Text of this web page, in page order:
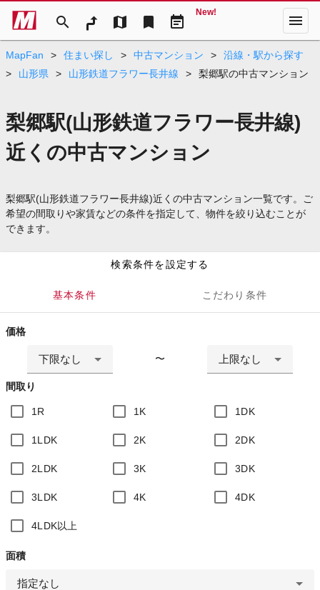
search map bookmark event_note
New! menu
MapFan > 住まい探し > 中古マンション >
沿線・駅から探す
>
山形県 > 山形鉄道フラワー長井線 > 梨郷駅の中古マンション
梨郷駅(山形鉄道フラワー長井線)
近くの中古マンション
梨郷駅(山形鉄道フラワー長井線)近くの中古マンション一覧です。ご
希望の間取りや家賃などの条件を指定して、物件を絞り込むことが
できます。
検索条件を設定する
基本条件 こだわり条件
価格
下限なし 〜 上限なし
間取り
1R 1K 1DK
1LDK 2K 2DK
2LDK 3K 3DK
3LDK 4K 4DK
4LDK以上
面積
指定なし